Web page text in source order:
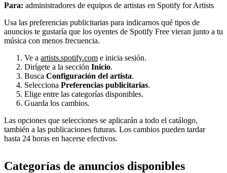
Para: administradores de equipos de artistas en Spotify for Artists
Usa las preferencias publicitarias para indicarnos qué tipos de
anuncios te gustaría que los oyentes de Spotify Free vieran junto a tu
música con menos frecuencia.
Ve a artists.spotify.com e inicia sesión.
Dirígete a la sección Inicio.
Busca Configuración del artista.
Selecciona Preferencias publicitarias.
Elige entre las categorías disponibles.
Guarda los cambios.
Las opciones que selecciones se aplicarán a todo el catálogo,
también a las publicaciones futuras. Los cambios pueden tardar
hasta 24 horas en hacerse efectivos.
Categorías de anuncios disponibles